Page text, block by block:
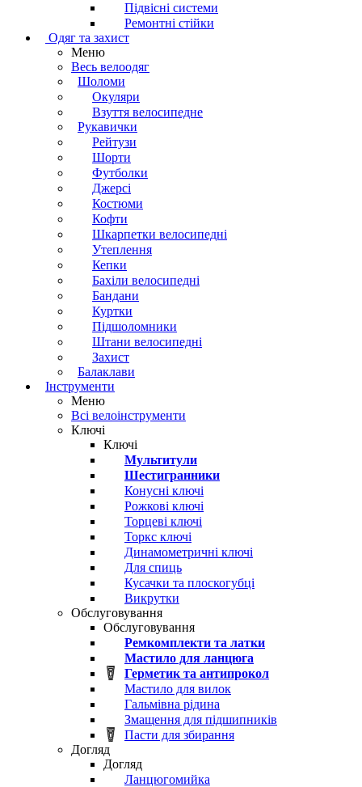
Підвісні системи
Ремонтні стійки
Одяг та захист
Меню
Весь велоодяг
Шоломи
Окуляри
Взуття велосипедне
Рукавички
Рейтузи
Шорти
Футболки
Джерсі
Костюми
Кофти
Шкарпетки велосипедні
Утеплення
Кепки
Бахіли велосипедні
Бандани
Куртки
Підшоломники
Штани велосипедні
Захист
Балаклави
Інструменти
Меню
Всі велоінструменти
Ключі
Ключі
Мультитули
Шестигранники
Конусні ключі
Рожкові ключі
Торцеві ключі
Торкс ключі
Динамометричні ключі
Для спиць
Кусачки та плоскогубці
Викрутки
Обслуговування
Обслуговування
Ремкомплекти та латки
Мастило для ланцюга
Герметик та антипрокол
Мастило для вилок
Гальмівна рідина
Змащення для підшипників
Пасти для збирання
Догляд
Догляд
Ланцюгомийка